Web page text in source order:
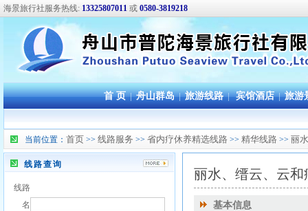
海景旅行社服务热线: 13325807011 或 0580-3819218
首 页 | 舟山群岛 | 旅游线路 | 宾馆酒店 | 旅游
当前位置： 首页 >> 线路服务 >> 省内疗休养精选线路 >> 精华线路 >> 丽
线路查询
线路
名
丽水、缙云、云
基本信息